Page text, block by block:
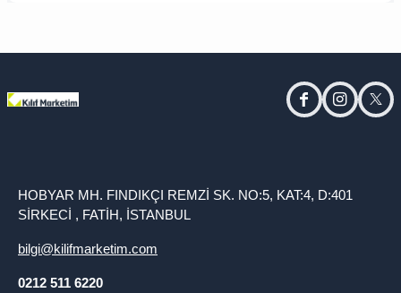
facebookinstagram
HOBYAR MH. FINDIKÇI REMZİ SK. NO:5, KAT:4, D:401
SİRKECİ , FATİH, İSTANBUL
bilgi@kilifmarketim.com
0212 511 6220